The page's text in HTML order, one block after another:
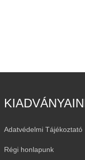
Adatvédelmi Tájékoztató
Régi honlapunk